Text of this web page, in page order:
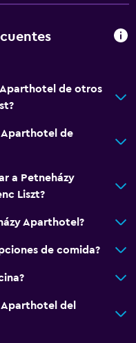
Aparthotel de otros
Aparthotel de
a Petneházy
Liszt?
Aparthotel?
de comida?
del